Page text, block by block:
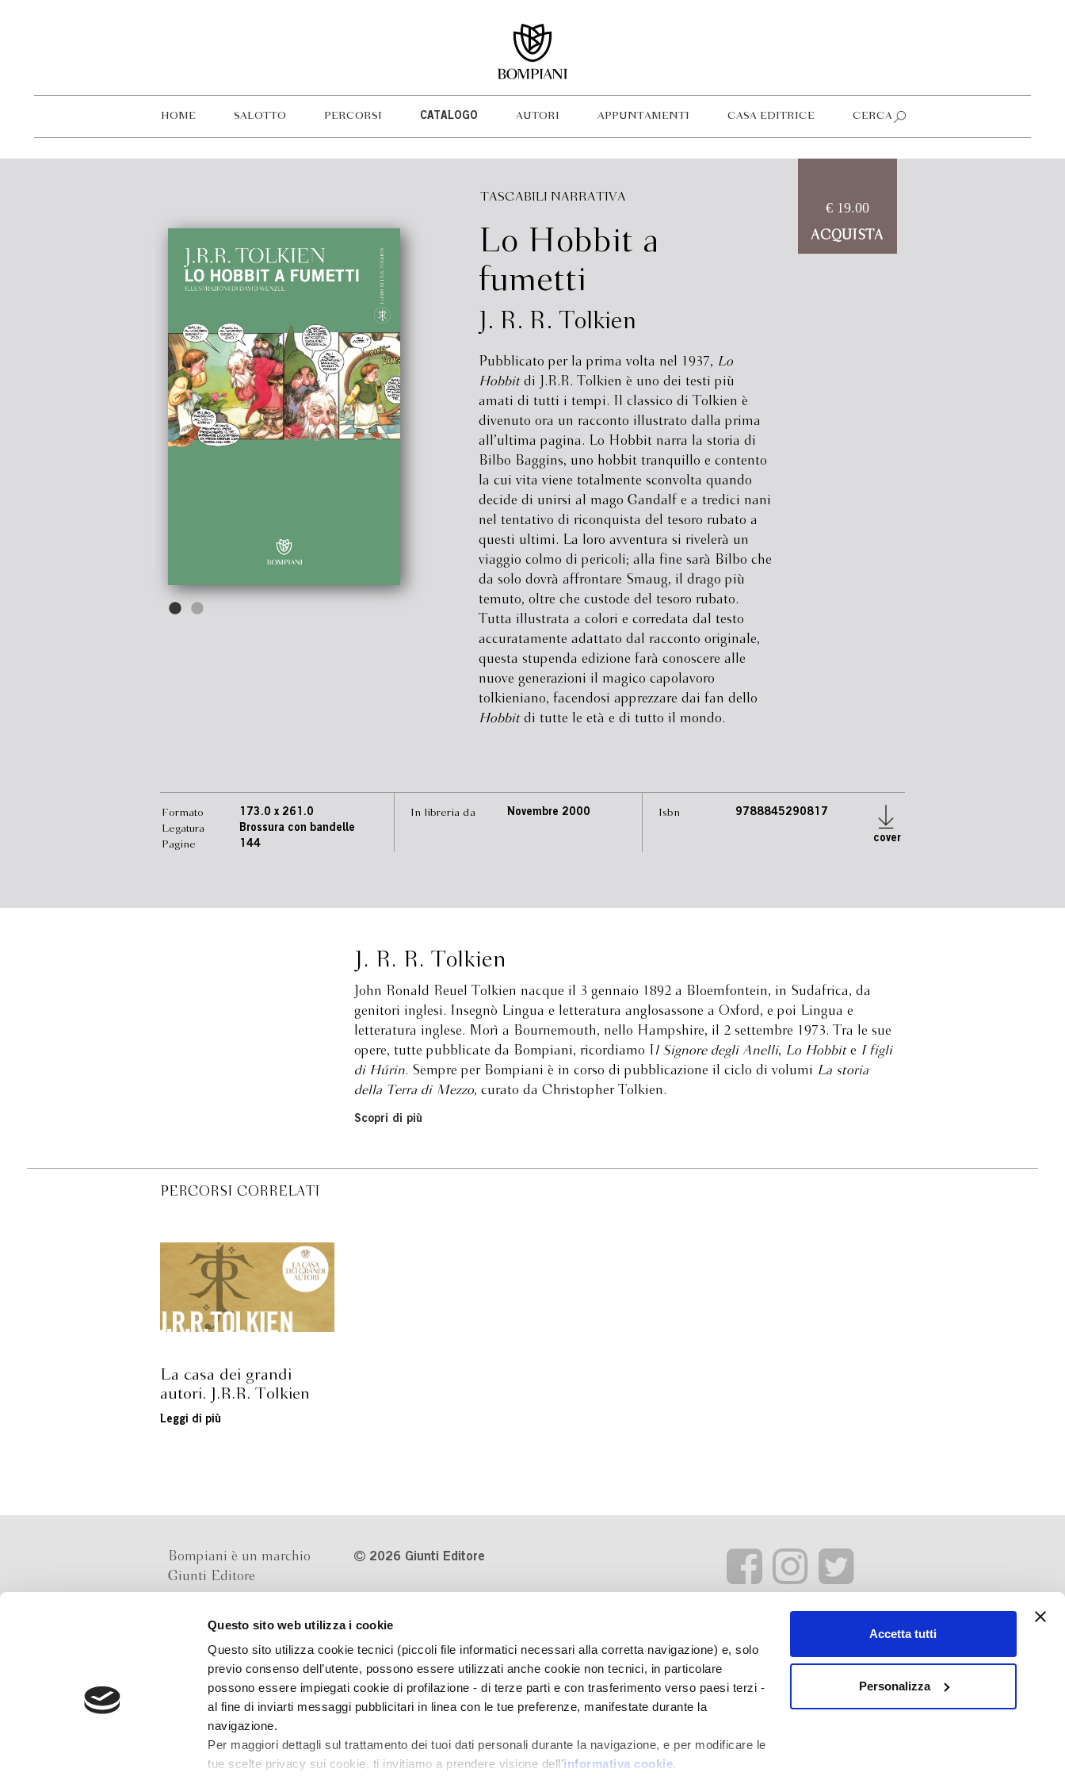
Questo sito web utilizza i cookie
Questo sito utilizza cookie tecnici (piccoli file informatici necessari alla corretta navigazione) e, solo
previo consenso dell’utente, possono essere utilizzati anche cookie non tecnici, in particolare
possono essere impiegati cookie di profilazione - di terze parti e con trasferimento verso paesi terzi -
al fine di inviarti messaggi pubblicitari in linea con le tue preferenze, manifestate durante la
navigazione.
Per maggiori dettagli sul trattamento dei tuoi dati personali durante la navigazione, e per modificare le
tue scelte privacy sui cookie, ti invitiamo a prendere visione dell’informativa cookie.
Accetta tutti
Personalizza
HOME SALOTTO PERCORSI CATALOGO AUTORI APPUNTAMENTI CASA EDITRICE CERCA
TASCABILI NARRATIVA
Lo Hobbit a
fumetti
J. R. R. Tolkien
Pubblicato per la prima volta nel 1937, Lo
Hobbitdi J.R.R. Tolkien è uno dei testi più
amati di tutti i tempi. Il classico di Tolkien è
divenuto ora un racconto illustrato dalla prima
all’ultima pagina. Lo Hobbit narra la storia di
Bilbo Baggins, uno hobbit tranquillo e contento
la cui vita viene totalmente sconvolta quando
decide di unirsi al mago Gandalf e a tredici nani
nel tentativo di riconquista del tesoro rubato a
questi ultimi. La loro avventura si rivelerà un
viaggio colmo di pericoli; alla fine sarà Bilbo che
da solo dovrà affrontare Smaug, il drago più
temuto, oltre che custode del tesoro rubato.
Tutta illustrata a colori e corredata dal testo
accuratamente adattato dal racconto originale,
questa stupenda edizione farà conoscere alle
nuove generazioni il magico capolavoro
tolkieniano, facendosi apprezzare dai fan dello
Hobbitdi tutte le età e di tutto il mondo.
€ 19.00
ACQUISTA
Formato
Legatura
Pagine
173.0 x 261.0
Brossura con bandelle
144
In libreria da Novembre 2000 Isbn 9788845290817
cover
J. R. R. Tolkien
John Ronald Reuel Tolkien nacque il 3 gennaio 1892 a Bloemfontein, in Sudafrica, da
genitori inglesi. Insegnò Lingua e letteratura anglosassone a Oxford, e poi Lingua e
letteratura inglese. Morì a Bournemouth, nello Hampshire, il 2 settembre 1973. Tra le sue
opere, tutte pubblicate da Bompiani, ricordiamo I
l Signore degli Anelli, Lo Hobbite I figli
di Húrin. Sempre per Bompiani è in corso di pubblicazione il ciclo di volumi La storia
della Terra di Mezzo, curato da Christopher Tolkien.
Scopri di più
PERCORSI CORRELATI
La casa dei grandi
autori. J.R.R. Tolkien
Leggi di più
Bompiani è un marchio
Giunti Editore
Via Bolognese 165,
50139 Firenze
Via G.B.Pirelli 30,
20124 Milano
2026 Giunti Editore
Numero d'iscrizione al Registro
Imprese di Milano REA 1327444
Informativa sulla privacy